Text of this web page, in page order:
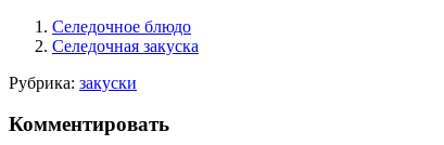
Селедочное блюдо
Селедочная закуска
Рубрика: закуски
Комментировать